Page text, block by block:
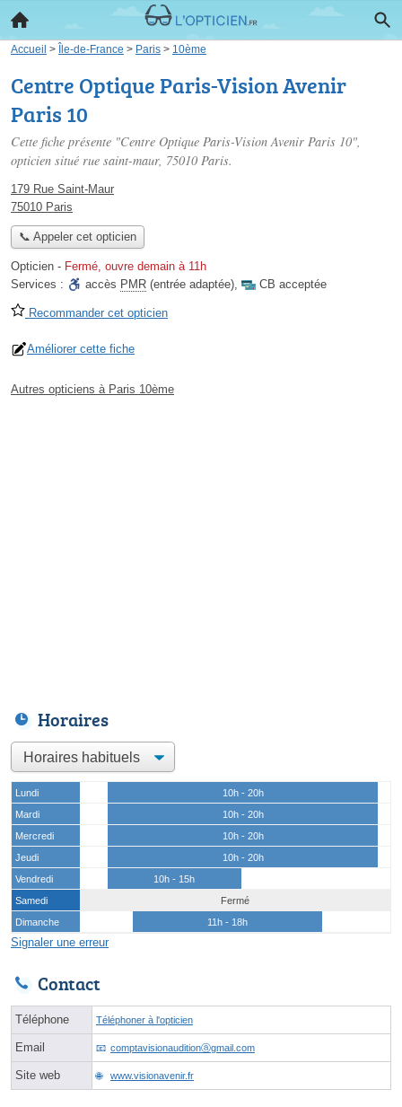
Accueil > Île-de-France > Paris > 10ème
Centre Optique Paris-Vision Avenir
Paris 10
Cette fiche présente "Centre Optique Paris-Vision Avenir Paris 10",
opticien situé rue saint-maur, 75010 Paris.
179 Rue Saint-Maur
75010 Paris
📞 Appeler cet opticien
Opticien - Fermé, ouvre demain à 11h
Services :
accès PMR (entrée adaptée), CB acceptée
Recommander cet opticien
Améliorer cette fiche
Autres opticiens à Paris 10ème
Horaires
Lundi
10h - 20h
Mardi
10h - 20h
Mercredi
10h - 20h
Jeudi
10h - 20h
Vendredi
10h - 15h
Samedi
Fermé
Dimanche
11h - 18h
Signaler une erreur
Contact
Téléphone Téléphoner à l'opticien
Email comptavisionauditionⓐgmail.com
Site web www.visionavenir.fr